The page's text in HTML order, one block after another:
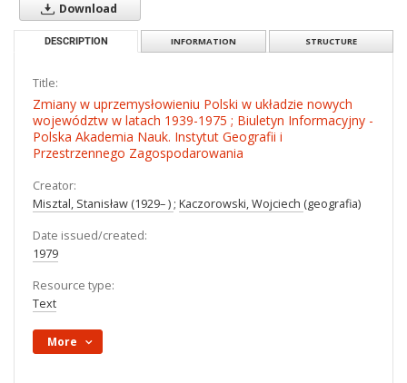
Download
DESCRIPTION INFORMATION STRUCTURE
Title:
Zmiany w uprzemysłowieniu Polski w układzie nowych
województw w latach 1939-1975 ; Biuletyn Informacyjny -
Polska Akademia Nauk. Instytut Geografii i
Przestrzennego Zagospodarowania
Creator:
Misztal, Stanisław (1929– ) ; Kaczorowski, Wojciech (geografia)
Date issued/created:
1979
Resource type:
Text
More